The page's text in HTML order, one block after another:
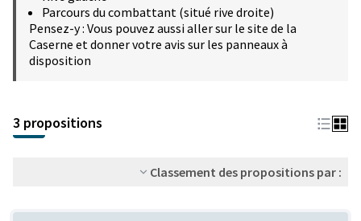
Parcours du combattant (situé rive droite)
Pensez-y : Vous pouvez aussi aller sur le site de la
Caserne et donner votre avis sur les panneaux à
disposition
3 propositions
Classement des propositions par :